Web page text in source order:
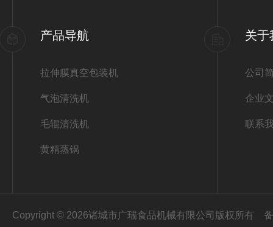
产品导航
拉伸膜真空包装机
气泡清洗机
毛辊清洗机
黄精蒸锅
关于
公司
企业
联系
Copyright © 2026诸城市广瑞食品机械有限公司版权所有